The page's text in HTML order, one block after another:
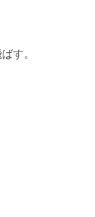
す。